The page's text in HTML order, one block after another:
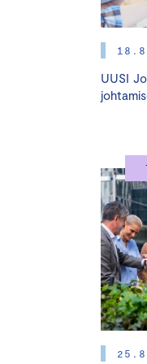
Tilaisuuden moderoi
11.30 – 12.30
,
EU:n ilmasto-
Clean Industrial Deal
,
yksikön päällikkö,
Yhdysvaltain
hallinnon myötä
UUSI